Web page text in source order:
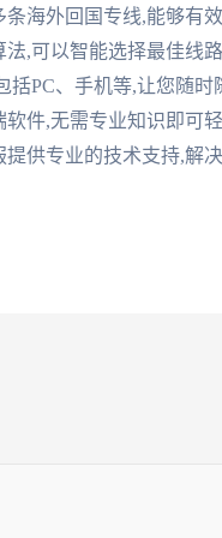
海外回国专线,能够有
,可以智能选择最佳线
括PC、手机等,让您随时
件,无需专业知识即可轻
供专业的技术支持,解